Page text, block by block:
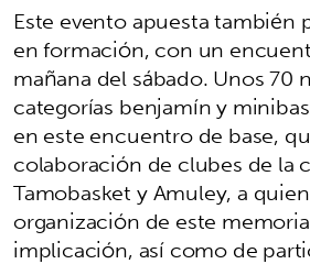
Este evento apuesta también
en formación, con un
mañana del sábado. Unos 70
categorías benjamín y
en este encuentro de base,
colaboración de clubes de la
Tamobasket y Amuley, a
organización de este
implicación, así como de